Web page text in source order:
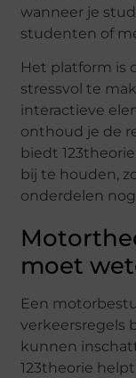
wanneer je
studenten of
Het platform is
stressvol te
interactieve
onthoud je de
biedt
bij te houden,
onderdelen
moet
Een
verkeersregels
kunnen
123theorie